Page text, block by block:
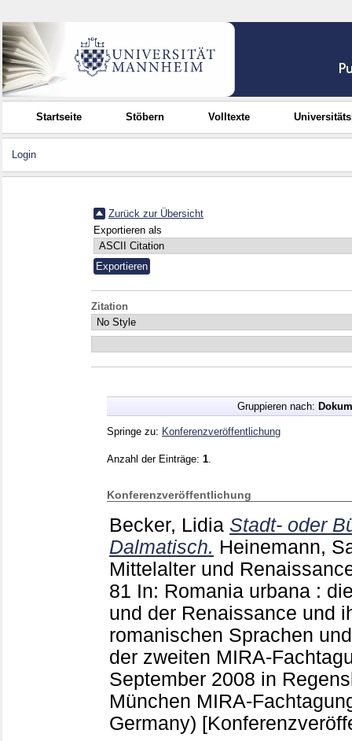
Startseite Stöbern Volltexte
Login
Zurück zur Übersicht
Exportieren als
Zitation
Gruppieren nach:
Springe zu: Konferenzveröffentlichung
Anzahl der Einträge: 1
Konferenzveröffentlichung
Becker, Lidia Stadt- oder
Dalmatisch. Heinemann,
Mittelalter und
81 In: Romania urbana :
und der Renaissance und
romanischen Sprachen
der zweiten MIRA-
September 2008 in
München MIRA-
Germany)